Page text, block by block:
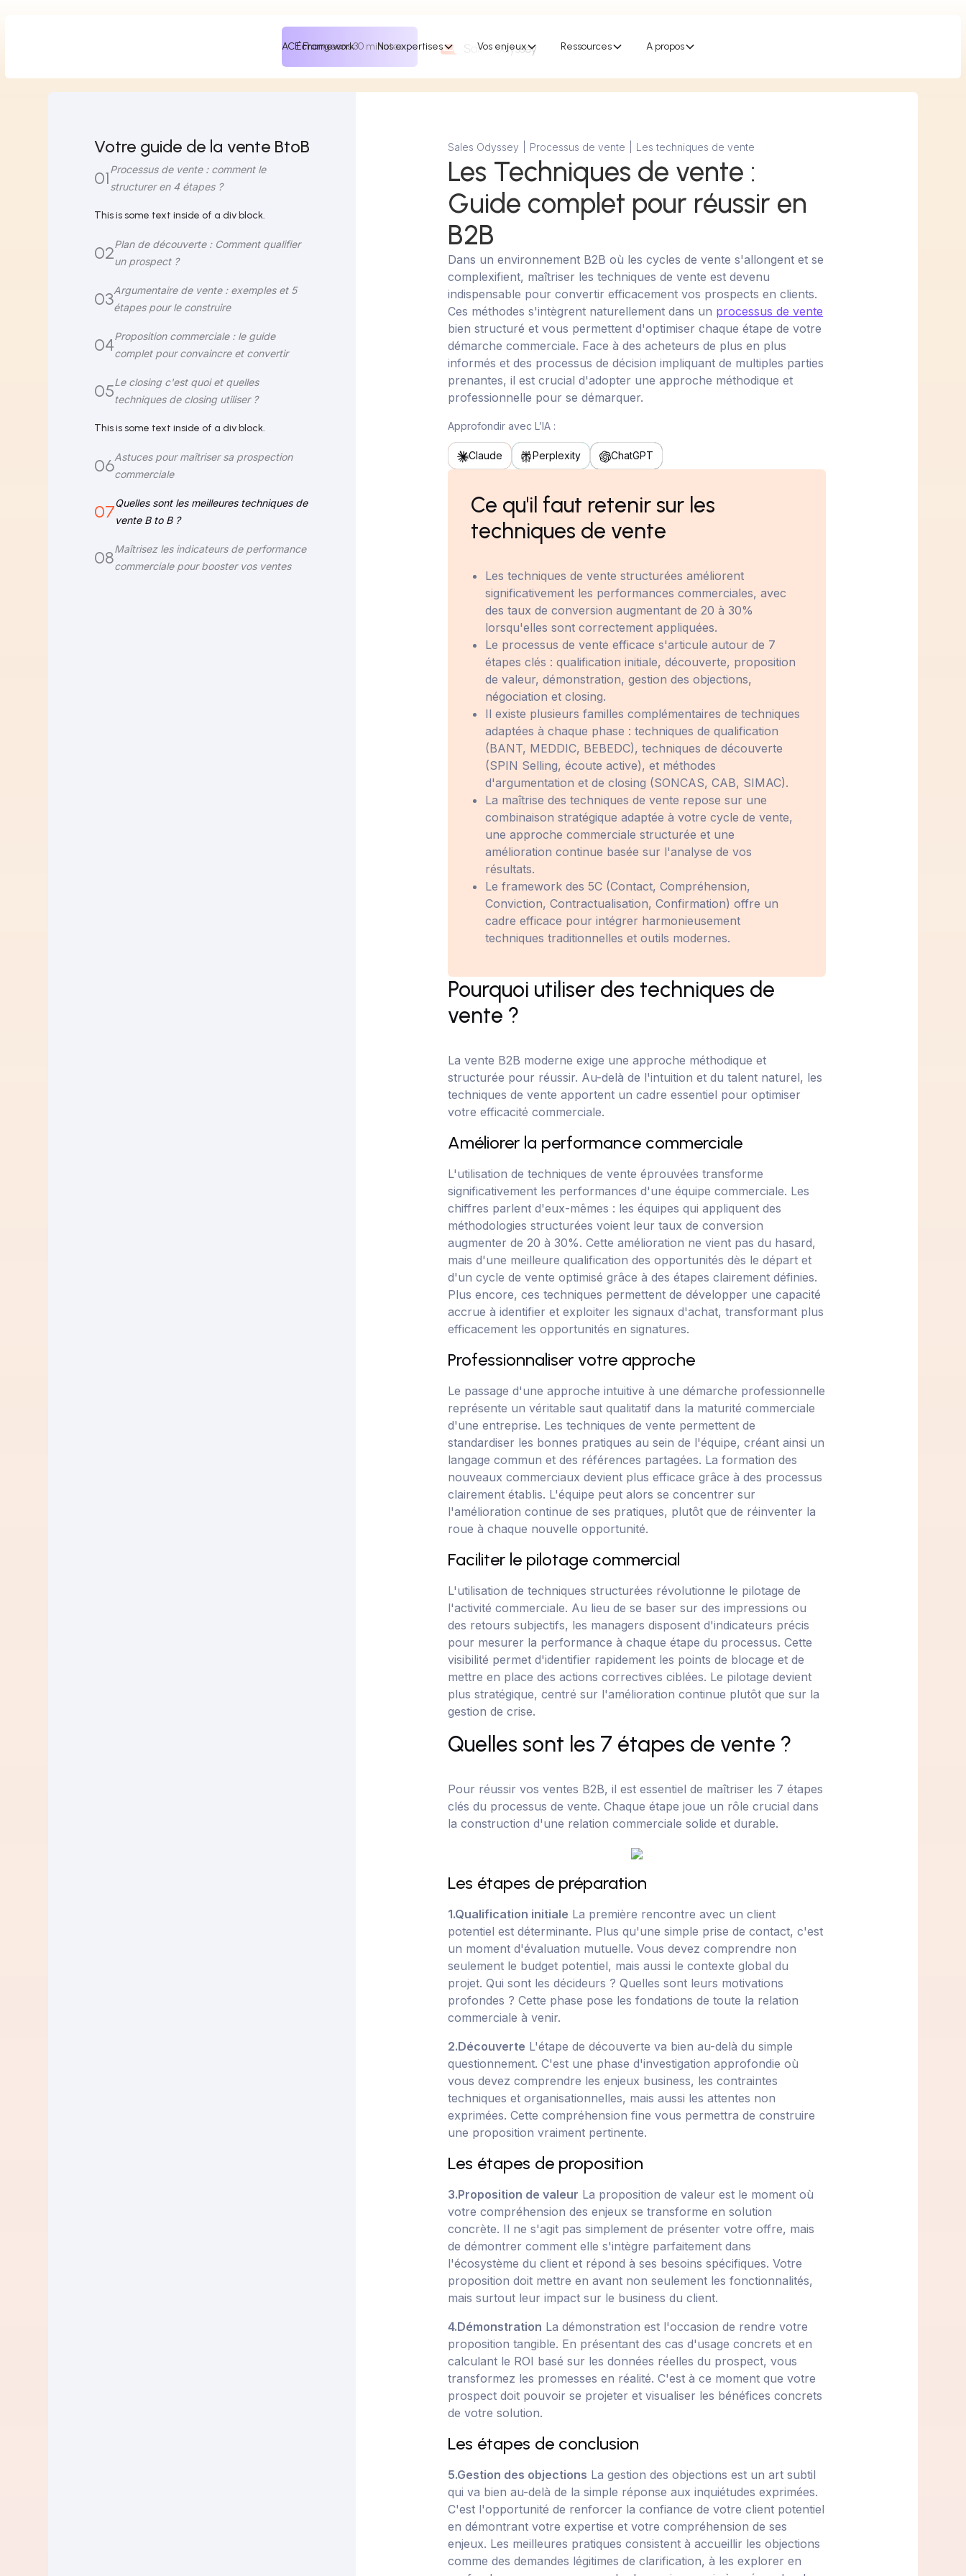
ACE Framework Nos expertises Vos enjeux Ressources A propos
Échangeons 30 minutes
Votre guide de la vente BtoB
01Processus de vente : comment le
structurer en 4 étapes ?
This is some text inside of a div block.
02Plan de découverte : Comment qualifier
un prospect ?
03Argumentaire de vente : exemples et 5
étapes pour le construire
04Proposition commerciale : le guide
complet pour convaincre et convertir
05Le closing c'est quoi et quelles
techniques de closing utiliser ?
This is some text inside of a div block.
06Astuces pour maîtriser sa prospection
commerciale
07Quelles sont les meilleures techniques de
vente B to B ?
08Maîtrisez les indicateurs de performance
commerciale pour booster vos ventes
Sales Odyssey Processus de vente Les techniques de vente
Les Techniques de vente :
Guide complet pour réussir en
B2B
Dans un environnement B2B où les cycles de vente s'allongent et se
complexifient, maîtriser les techniques de vente est devenu
indispensable pour convertir efficacement vos prospects en clients.
Ces méthodes s'intègrent naturellement dans un processus de vente
bien structuré et vous permettent d'optimiser chaque étape de votre
démarche commerciale. Face à des acheteurs de plus en plus
informés et des processus de décision impliquant de multiples parties
prenantes, il est crucial d'adopter une approche méthodique et
professionnelle pour se démarquer.
Approfondir avec L’IA :
Claude Perplexity ChatGPT
Ce qu'il faut retenir sur les
techniques de vente
Les techniques de vente structurées améliorent
significativement les performances commerciales, avec
des taux de conversion augmentant de 20 à 30%
lorsqu'elles sont correctement appliquées.
Le processus de vente efficace s'articule autour de 7
étapes clés : qualification initiale, découverte, proposition
de valeur, démonstration, gestion des objections,
négociation et closing.
Il existe plusieurs familles complémentaires de techniques
adaptées à chaque phase : techniques de qualification
(BANT, MEDDIC, BEBEDC), techniques de découverte
(SPIN Selling, écoute active), et méthodes
d'argumentation et de closing (SONCAS, CAB, SIMAC).
La maîtrise des techniques de vente repose sur une
combinaison stratégique adaptée à votre cycle de vente,
une approche commerciale structurée et une
amélioration continue basée sur l'analyse de vos
résultats.
Le framework des 5C (Contact, Compréhension,
Conviction, Contractualisation, Confirmation) offre un
cadre efficace pour intégrer harmonieusement
techniques traditionnelles et outils modernes.
Pourquoi utiliser des techniques de
vente ?
La vente B2B moderne exige une approche méthodique et
structurée pour réussir. Au-delà de l'intuition et du talent naturel, les
techniques de vente apportent un cadre essentiel pour optimiser
votre efficacité commerciale.
Améliorer la performance commerciale
L'utilisation de techniques de vente éprouvées transforme
significativement les performances d'une équipe commerciale. Les
chiffres parlent d'eux-mêmes : les équipes qui appliquent des
méthodologies structurées voient leur taux de conversion
augmenter de 20 à 30%. Cette amélioration ne vient pas du hasard,
mais d'une meilleure qualification des opportunités dès le départ et
d'un cycle de vente optimisé grâce à des étapes clairement définies.
Plus encore, ces techniques permettent de développer une capacité
accrue à identifier et exploiter les signaux d'achat, transformant plus
efficacement les opportunités en signatures.
Professionnaliser votre approche
Le passage d'une approche intuitive à une démarche professionnelle
représente un véritable saut qualitatif dans la maturité commerciale
d'une entreprise. Les techniques de vente permettent de
standardiser les bonnes pratiques au sein de l'équipe, créant ainsi un
langage commun et des références partagées. La formation des
nouveaux commerciaux devient plus efficace grâce à des processus
clairement établis. L'équipe peut alors se concentrer sur
l'amélioration continue de ses pratiques, plutôt que de réinventer la
roue à chaque nouvelle opportunité.
Faciliter le pilotage commercial
L'utilisation de techniques structurées révolutionne le pilotage de
l'activité commerciale. Au lieu de se baser sur des impressions ou
des retours subjectifs, les managers disposent d'indicateurs précis
pour mesurer la performance à chaque étape du processus. Cette
visibilité permet d'identifier rapidement les points de blocage et de
mettre en place des actions correctives ciblées. Le pilotage devient
plus stratégique, centré sur l'amélioration continue plutôt que sur la
gestion de crise.
Quelles sont les 7 étapes de vente ?
Pour réussir vos ventes B2B, il est essentiel de maîtriser les 7 étapes
clés du processus de vente. Chaque étape joue un rôle crucial dans
la construction d'une relation commerciale solide et durable.
Les étapes de préparation
1.Qualification initiale La première rencontre avec un client
potentiel est déterminante. Plus qu'une simple prise de contact, c'est
un moment d'évaluation mutuelle. Vous devez comprendre non
seulement le budget potentiel, mais aussi le contexte global du
projet. Qui sont les décideurs ? Quelles sont leurs motivations
profondes ? Cette phase pose les fondations de toute la relation
commerciale à venir.
2.Découverte L'étape de découverte va bien au-delà du simple
questionnement. C'est une phase d'investigation approfondie où
vous devez comprendre les enjeux business, les contraintes
techniques et organisationnelles, mais aussi les attentes non
exprimées. Cette compréhension fine vous permettra de construire
une proposition vraiment pertinente.
Les étapes de proposition
3.Proposition de valeur La proposition de valeur est le moment où
votre compréhension des enjeux se transforme en solution
concrète. Il ne s'agit pas simplement de présenter votre offre, mais
de démontrer comment elle s'intègre parfaitement dans
l'écosystème du client et répond à ses besoins spécifiques. Votre
proposition doit mettre en avant non seulement les fonctionnalités,
mais surtout leur impact sur le business du client.
4.Démonstration La démonstration est l'occasion de rendre votre
proposition tangible. En présentant des cas d'usage concrets et en
calculant le ROI basé sur les données réelles du prospect, vous
transformez les promesses en réalité. C'est à ce moment que votre
prospect doit pouvoir se projeter et visualiser les bénéfices concrets
de votre solution.
Les étapes de conclusion
5.Gestion des objections La gestion des objections est un art subtil
qui va bien au-delà de la simple réponse aux inquiétudes exprimées.
C'est l'opportunité de renforcer la confiance de votre client potentiel
en démontrant votre expertise et votre compréhension de ses
enjeux. Les meilleures pratiques consistent à accueillir les objections
comme des demandes légitimes de clarification, à les explorer en